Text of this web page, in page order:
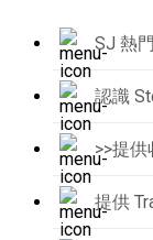
SJ 熱
認識
>>提
提供